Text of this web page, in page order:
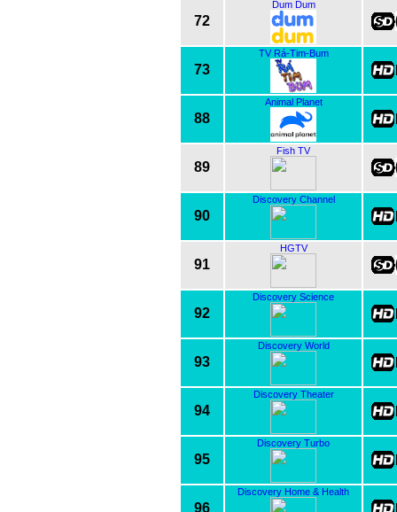
72
Dum Dum
73
TV Rá-Tim-Bum
88
Animal Planet
89
Fish TV
90
Discovery Channel
91
HGTV
92
Discovery Science
93
Discovery World
94
Discovery Theater
95
Discovery Turbo
96
Discovery Home & Health